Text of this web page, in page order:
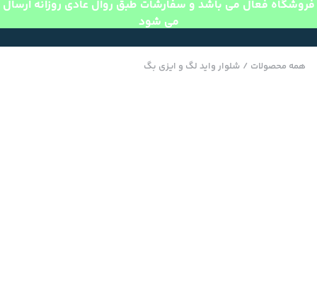
فروشگاه فعال می باشد و سفارشات طبق روال عادی روزانه ارسال
می شود
همه محصولات / شلوار واید لگ و ایزی بگ